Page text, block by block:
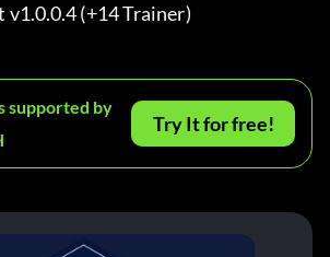
(+14 Trainer)
supported by
Try It for free!